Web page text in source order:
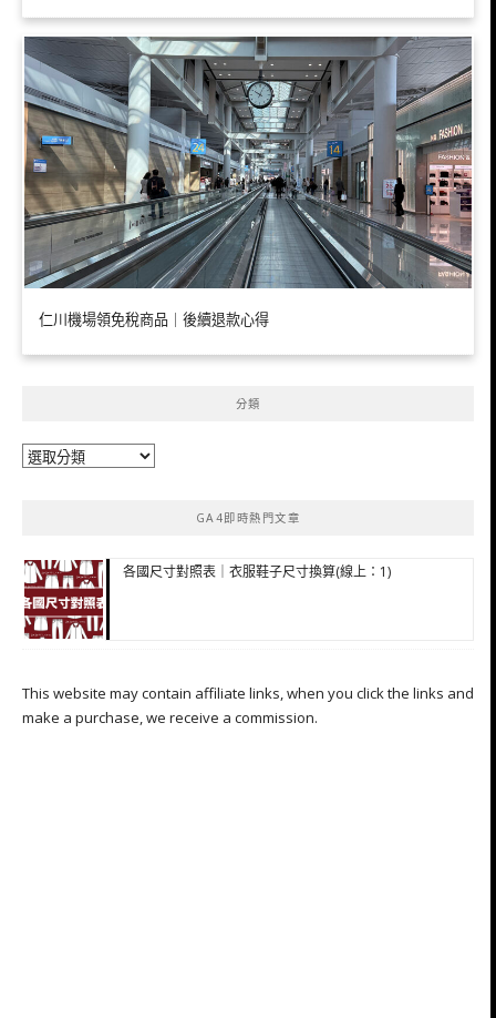
仁川機場領免稅商品｜後續退款心得
分類
分
GA4即時熱門文章
各國尺寸對照表｜衣服鞋子尺寸換算(線上：1)
This website may contain affiliate links, when you click the links and
make a purchase, we receive a commission.